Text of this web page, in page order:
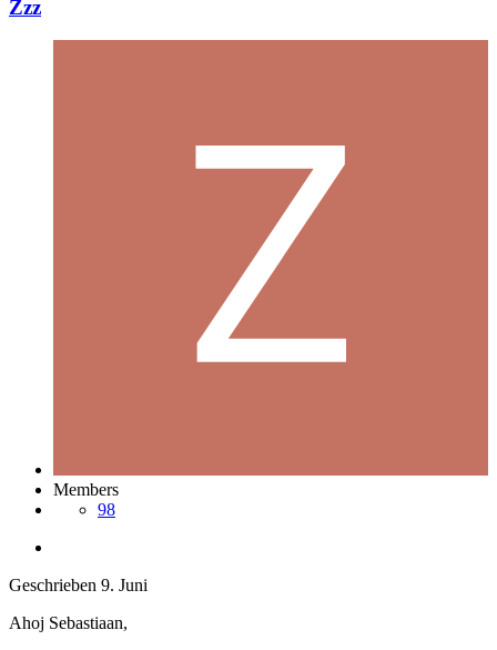
Zzz
Members
98
Geschrieben 9. Juni
Ahoj Sebastiaan,